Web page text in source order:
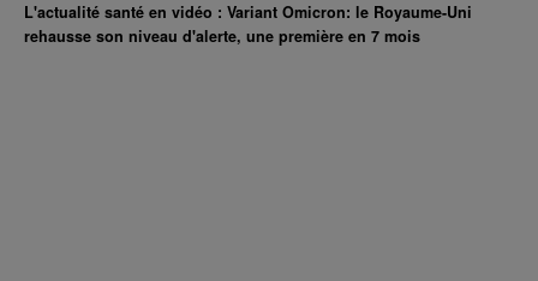
L'actualité santé en vidéo : Variant Omicron: le Royaume-Uni
rehausse son niveau d'alerte, une première en 7 mois